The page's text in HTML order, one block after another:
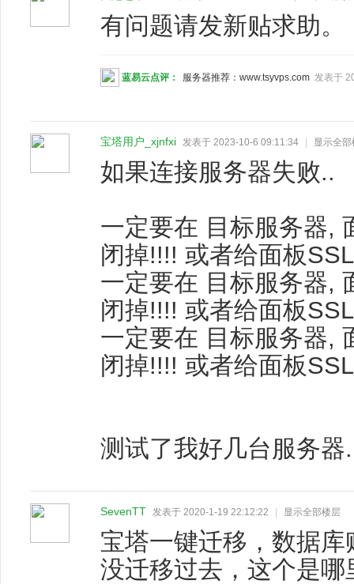
有问题请发新贴求助。
蓝易云点评： 服务器推荐：www.tsyvps.com 发表于
宝塔用户_xjnfxi 发表于 2023-10-6 09:11:34 显示全部
如果连接服务器失败..
一定要在 目标服务器,
闭掉!!!! 或者给面板
一定要在 目标服务器,
闭掉!!!! 或者给面板
一定要在 目标服务器,
闭掉!!!! 或者给面板
测试了我好几台服务
SevenTT 发表于 2020-1-19 22:12:22 显示全部楼层
宝塔一键迁移，数据
没迁移过去，这个是哪